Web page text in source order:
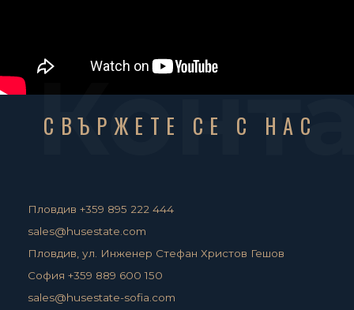
СВЪРЖЕТЕ СЕ С НАС
Пловдив +359 895 222 444
sales@husestate.com
Пловдив, ул. Инженер Стефан Христов Гешов
София +359 889 600 150
sales@husestate-sofia.com